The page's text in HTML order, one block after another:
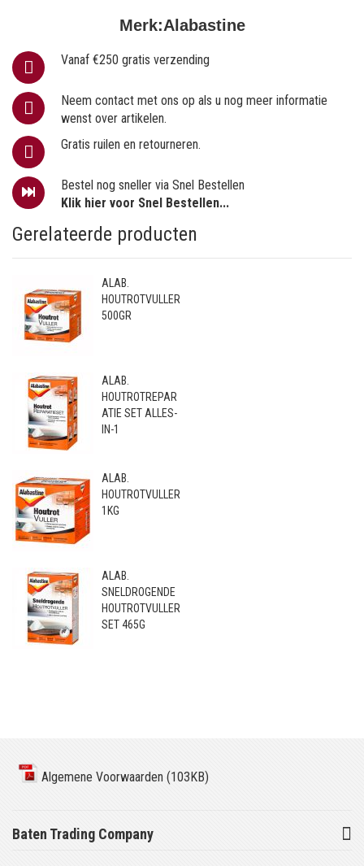
Merk:Alabastine
Vanaf €250 gratis verzending
Neem contact met ons op als u nog meer informatie
wenst over artikelen.
Gratis ruilen en retourneren.
Bestel nog sneller via Snel Bestellen
Klik hier voor Snel Bestellen...
Gerelateerde producten
ALAB.
HOUTROTVULLER
500GR
ALAB.
HOUTROTREPAR
ATIE SET ALLES-
IN-1
ALAB.
HOUTROTVULLER
1KG
ALAB.
SNELDROGENDE
HOUTROTVULLER
SET 465G
Algemene Voorwaarden (103KB)
Baten Trading Company